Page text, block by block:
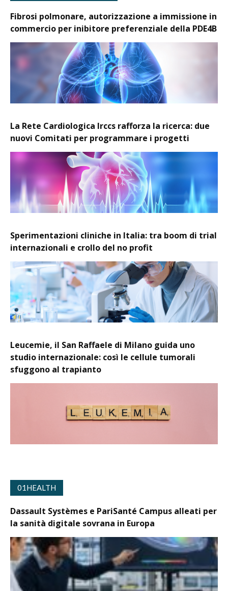
Fibrosi polmonare, autorizzazione a immissione in
commercio per inibitore preferenziale della PDE4B
La Rete Cardiologica Irccs rafforza la ricerca: due
nuovi Comitati per programmare i progetti
Sperimentazioni cliniche in Italia: tra boom di trial
internazionali e crollo del no profit
Leucemie, il San Raffaele di Milano guida uno
studio internazionale: così le cellule tumorali
sfuggono al trapianto
01HEALTH
Dassault Systèmes e PariSanté Campus alleati per
la sanità digitale sovrana in Europa